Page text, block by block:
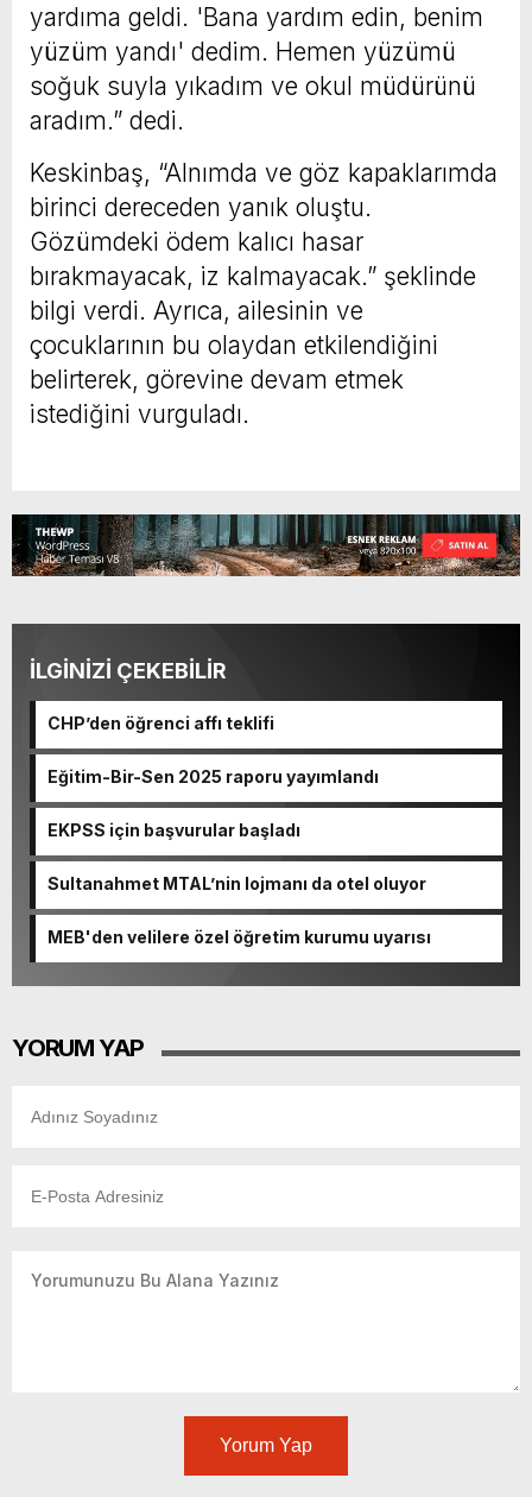
yardıma geldi. 'Bana yardım edin, benim
yüzüm yandı' dedim. Hemen yüzümü
soğuk suyla yıkadım ve okul müdürünü
aradım.” dedi.
Keskinbaş, “Alnımda ve göz kapaklarımda
birinci dereceden yanık oluştu.
Gözümdeki ödem kalıcı hasar
bırakmayacak, iz kalmayacak.” şeklinde
bilgi verdi. Ayrıca, ailesinin ve
çocuklarının bu olaydan etkilendiğini
belirterek, görevine devam etmek
istediğini vurguladı.
İLGİNİZİ ÇEKEBİLİR
CHP’den öğrenci affı teklifi
Eğitim-Bir-Sen 2025 raporu yayımlandı
EKPSS için başvurular başladı
Sultanahmet MTAL’nin lojmanı da otel oluyor
MEB'den velilere özel öğretim kurumu uyarısı
YORUM YAP
Yorum Yap